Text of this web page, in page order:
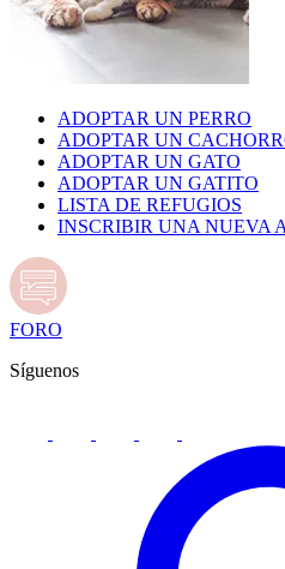
ADOPTAR UN PERRO
ADOPTAR UN
ADOPTAR UN GATO
ADOPTAR UN GATITO
LISTA DE REFUGIOS
INSCRIBIR UNA NUEVA
FORO
Síguenos